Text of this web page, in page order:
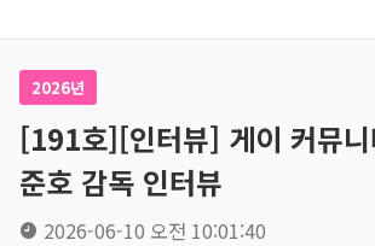
2026년
[191호][인터뷰] 게이 커뮤
준호 감독 인터뷰
2026-06-10 오전 10:01:40